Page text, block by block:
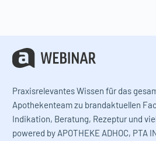
Praxisrelevantes Wissen für das
Apothekenteam zu brandaktuellen
Indikation, Beratung, Rezeptur und
powered by APOTHEKE ADHOC, PTA